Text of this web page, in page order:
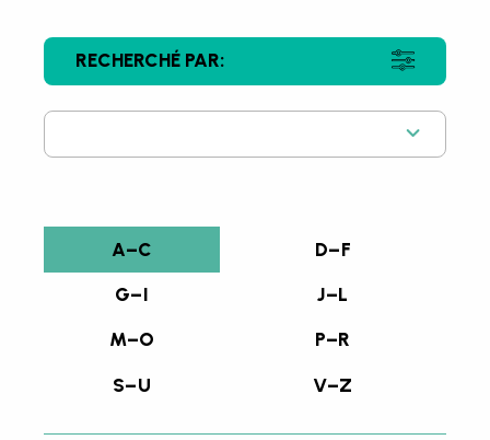
RECHERCHÉ PAR:
Année de récompense
A–C D–F
G–I J–L
M–O P–R
S–U V–Z